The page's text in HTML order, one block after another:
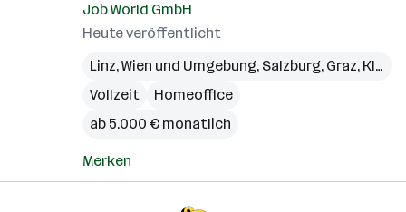
Job World GmbH
Heute veröffentlicht
Linz,Wien und Umgebung, Salzburg, Graz, Klagenfurt
Vollzeit
Homeoffice
ab 5.000 € monatlich
Merken